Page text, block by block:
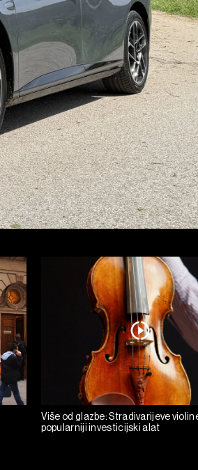
Više od glazbe: Stradivarijeve
popularniji investicijski alat